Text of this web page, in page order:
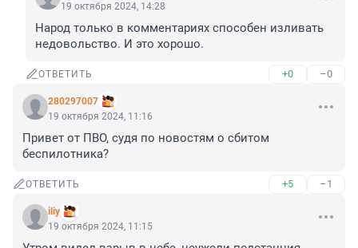
19 октября 2024, 14:28
Народ только в комментариях способен изливать
недовольство. И это хорошо.
ОТВЕТИТЬ +0 –0
280297007
19 октября 2024, 11:16
Привет от ПВО, судя по новостям о сбитом
беспилотника?
ОТВЕТИТЬ +5 –1
iliy
19 октября 2024, 11:15